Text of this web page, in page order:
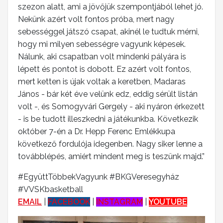
szezon alatt, ami a jövőjük szempontjából lehet jó.
Nekünk azért volt fontos próba, mert nagy
sebességgel játszó csapat, akinél le tudtuk mérni,
hogy mi milyen sebességre vagyunk képesek.
Nálunk, aki csapatban volt mindenki pályára is
lépett és pontot is dobott. Ez azért volt fontos,
mert ketten is újak voltak a keretben, Madaras
János - bár két éve velünk edz, eddig sérült listán
volt -, és Somogyvári Gergely - aki nyáron érkezett
- is be tudott illeszkedni a játékunkba. Következik
október 7-én a Dr. Hepp Ferenc Emlékkupa
következő fordulója idegenben. Nagy siker lenne a
továbblépés, amiért mindent meg is teszünk majd.”
#EgyüttTöbbekVagyunk #BKGVeresegyház
#VVSKbasketball
EMAIL
FACEBOOK INSTAGRAM YOUTUBE